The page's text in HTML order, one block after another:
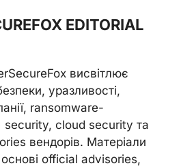
EDITORIAL
висвітлює
уразливості,
ransomware-
security, cloud security та
вендорів. Матеріали
official advisories,